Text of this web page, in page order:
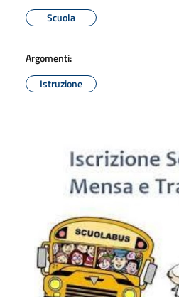
Scuola
Argomenti:
Istruzione